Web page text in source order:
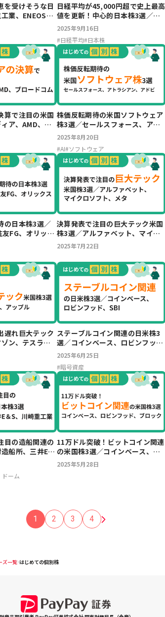
を受けそうな日
業、ENEOS、
日経平均が45,000円超で史上最高
値を更新！中心的日本株3選／ア
ドバンテスト、トヨタ自動車、三
菱重工業
2025年9月16日
#日経平均#日本株
算で注目の米国
ア、AMD、ブ
株価反転期待の米国ソフトウェア
株3選／セールスフォース、アト
ラシアン、アドビ
2025年8月20日
#AI#ソフトウェア
の日本株3選／
FG、オリック
決算発表で注目の巨大テック米国
株3選／アルファベット、マイク
ロソフト、メタ
2025年7月22日
遅れ巨大テック
ン、テスラ、
ステーブルコイン関連の日米株3
選／コインベース、ロビンフッ
ド、SBI
2025年6月25日
#暗号資産
目の造船関連の
船所、三井E＆
ドーム
11万ドル突破！ビットコイン関連
の米国株3選／コインベース、ロ
ビンフッド、ブロック
2025年5月28日
1 2 3 4
ズ一覧 はじめての個別株